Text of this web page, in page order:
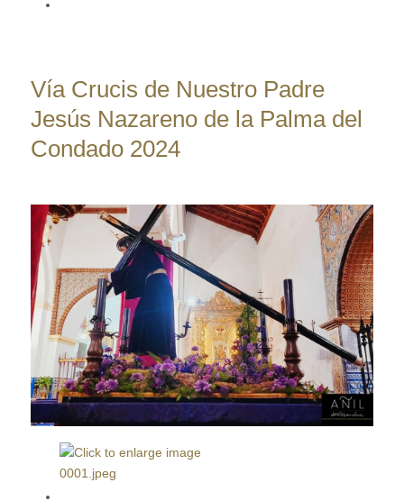
Vía Crucis de Nuestro Padre
Jesús Nazareno de la Palma del
Condado 2024